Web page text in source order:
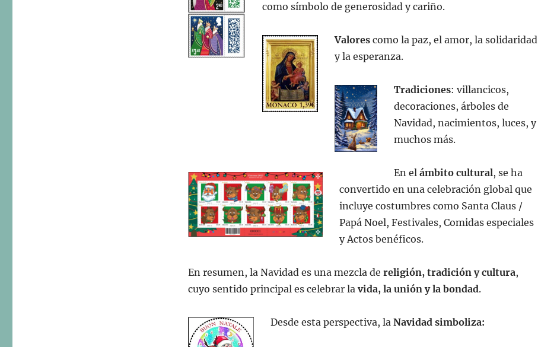
como símbolo de generosidad y cariño.
Valorescomo la paz, el amor, la solidaridad
y la esperanza.
Tradiciones: villancicos,
decoraciones, árboles de
Navidad, nacimientos, luces, y
muchos más.
En el ámbito cultural, se ha
convertido en una celebración global que
incluye costumbres como Santa Claus /
Papá Noel, Festivales, Comidas especiales
y Actos benéficos.
En resumen, la Navidad es una mezcla de religión, tradición y cultura,
cuyo sentido principal es celebrar la vida, la unión y la bondad.
Desde esta perspectiva, la Navidad simboliza: